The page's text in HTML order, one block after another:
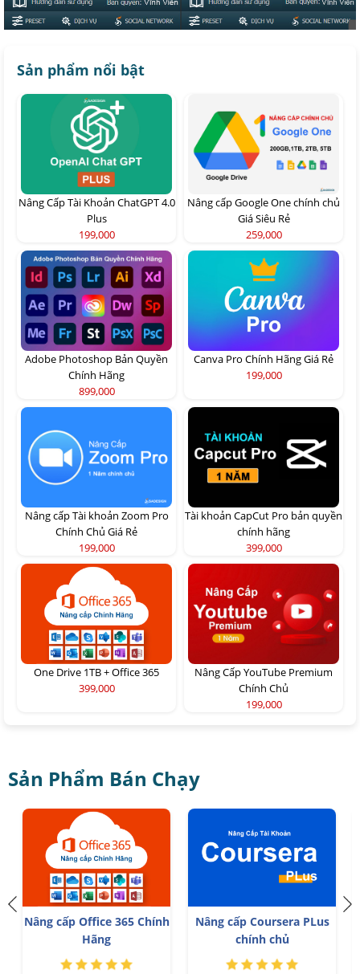
Sản phẩm nổi bật
Nâng Cấp Tài Khoản ChatGPT 4.0
Plus
199,000
Nâng cấp Google One chính chủ
Giá Siêu Rẻ
259,000
Adobe Photoshop Bản Quyền
Chính Hãng
899,000
Canva Pro Chính Hãng Giá Rẻ
199,000
Nâng cấp Tài khoản Zoom Pro
Chính Chủ Giá Rẻ
199,000
Tài khoản CapCut Pro bản quyền
chính hãng
399,000
One Drive 1TB + Office 365
399,000
Nâng Cấp YouTube Premium
Chính Chủ
199,000
Sản Phẩm Bán Chạy
Nâng cấp Canva Pro giá rẻ
Trọn Bộ Autodesk All App
Giá Rẻ